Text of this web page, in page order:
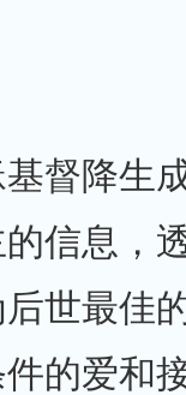
督降生
信息，
世最佳
的爱和